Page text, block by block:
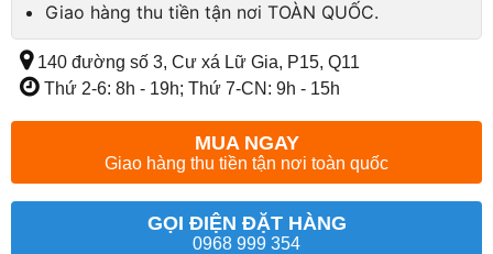
Giao hàng thu tiền tận nơi TOÀN QUỐC.
140 đường số 3, Cư xá Lữ Gia, P15, Q11
Thứ 2-6: 8h - 19h; Thứ 7-CN: 9h - 15h
MUA NGAY
Giao hàng thu tiền tận nơi toàn quốc
GỌI ĐIỆN ĐẶT HÀNG
0968 999 354